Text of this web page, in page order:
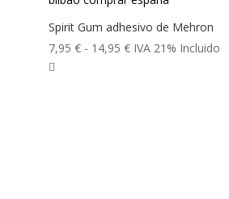
Spirit Gum adhesivo de Mehron
7,95 € - 14,95 €Rango
IVA 21% Incluido